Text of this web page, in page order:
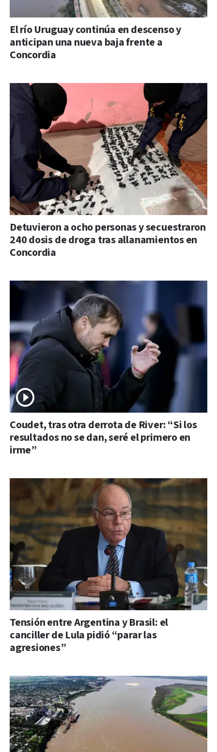
El río Uruguay continúa en descenso y
anticipan una nueva baja frente a
Concordia
Detuvieron a ocho personas y secuestraron
240 dosis de droga tras allanamientos en
Concordia
Coudet, tras otra derrota de River: “Si los
resultados no se dan, seré el primero en
irme”
Tensión entre Argentina y Brasil: el
canciller de Lula pidió “parar las
agresiones”